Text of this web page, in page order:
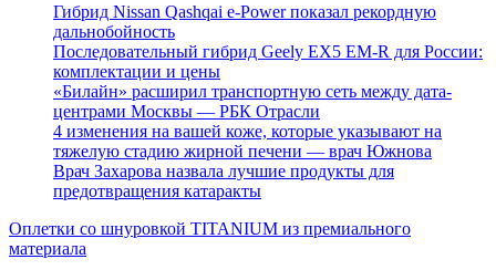
Гибрид Nissan Qashqai e-Power показал рекордную
дальнобойность
Последовательный гибрид Geely EX5 EM-R для России:
комплектации и цены
«Билайн» расширил транспортную сеть между дата-
центрами Москвы — РБК Отрасли
4 изменения на вашей коже, которые указывают на
тяжелую стадию жирной печени — врач Южнова
Врач Захарова назвала лучшие продукты для
предотвращения катаракты
Оплетки со шнуровкой TITANIUM из премиального
материала